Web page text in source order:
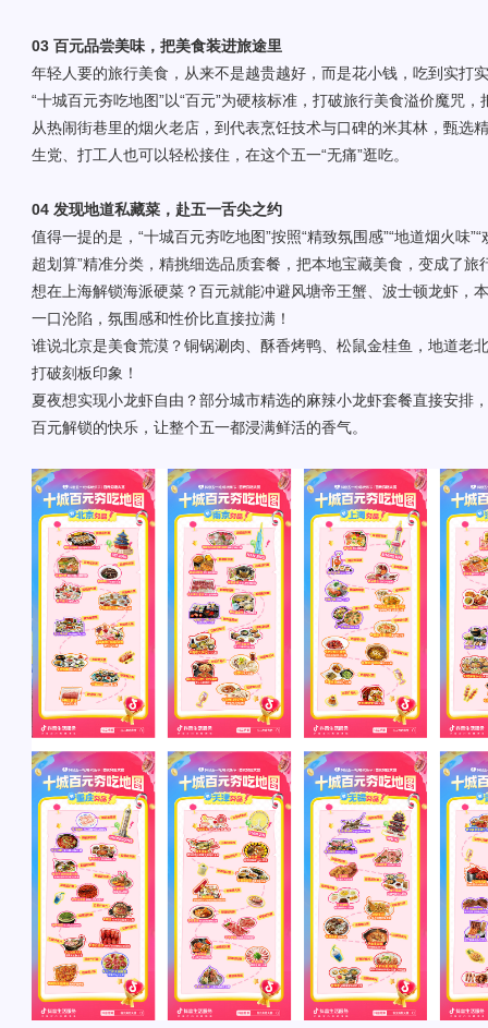
03 百元品尝美味，把美食装进旅途里
年轻人要的旅行美食，从来不是越贵越好，而是花小钱，吃到实打
“十城百元夯吃地图”以“百元”为硬核标准，打破旅行美食溢价魔咒
从热闹街巷里的烟火老店，到代表烹饪技术与口碑的米其林，甄选
生党、打工人也可以轻松接住，在这个五一“无痛”逛吃。
04 发现地道私藏菜，赴五一舌尖之约
值得一提的是，“十城百元夯吃地图”按照“精致氛围感”“地道烟火味”“
超划算”精准分类，精挑细选品质套餐，把本地宝藏美食，变成了旅
想在上海解锁海派硬菜？百元就能冲避风塘帝王蟹、波士顿龙虾，
一口沦陷，氛围感和性价比直接拉满！
谁说北京是美食荒漠？铜锅涮肉、酥香烤鸭、松鼠金桂鱼，地道老
打破刻板印象！
夏夜想实现小龙虾自由？部分城市精选的麻辣小龙虾套餐直接安排
百元解锁的快乐，让整个五一都浸满鲜活的香气。